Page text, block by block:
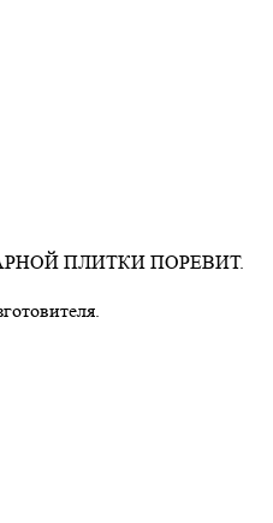
ПЛИТКИ ПОРЕВИТ.